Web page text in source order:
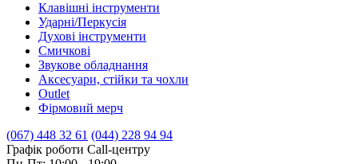
Клавішні інструменти
Ударні/Перкусія
Духові інструменти
Смичкові
Звукове обладнання
Аксесуари, стійки та чохли
Outlet
Фірмовий мерч
(067) 448 32 61 (044) 228 94 94
Графік роботи Call-центру